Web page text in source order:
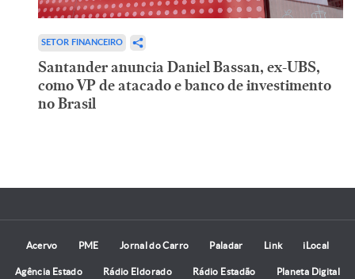
SETOR FINANCEIRO
Santander anuncia Daniel Bassan, ex-UBS,
como VP de atacado e banco de investimento
no Brasil
Acervo PME Jornal do Carro Paladar Link iLocal
Agência Estado Rádio Eldorado Rádio Estadão Planeta Digital